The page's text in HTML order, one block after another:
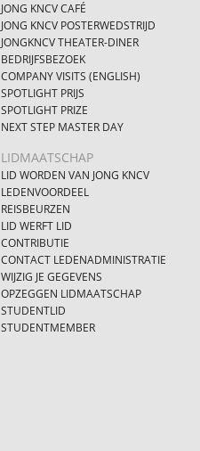
JONG KNCV CAFÉ
JONG KNCV POSTERWEDSTRIJD
JONGKNCV THEATER-DINER
BEDRIJFSBEZOEK
COMPANY VISITS (ENGLISH)
SPOTLIGHT PRIJS
SPOTLIGHT PRIZE
NEXT STEP MASTER DAY
LIDMAATSCHAP
LID WORDEN VAN JONG KNCV
LEDENVOORDEEL
REISBEURZEN
LID WERFT LID
CONTRIBUTIE
CONTACT LEDENADMINISTRATIE
WIJZIG JE GEGEVENS
OPZEGGEN LIDMAATSCHAP
STUDENTLID
STUDENTMEMBER